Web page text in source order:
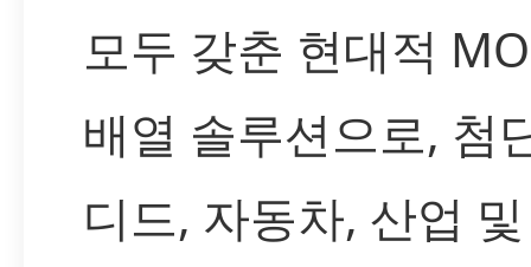
모두 갖춘 현대적
배열 솔루션으로, 첨
디드, 자동차, 산업